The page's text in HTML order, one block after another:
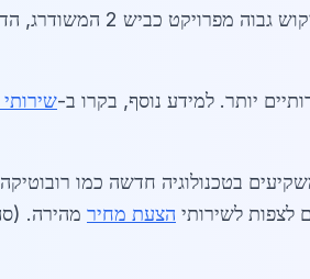
שירותים נפוצים: חיתוך פלזמה ב-4,200 שקלים לטון, וכיפוף הידראולי ב-
יותר. למידע נוסף, בקרו ב-
ספקים משקיעים בטכנולוגיה חדשה כמו
הצעת מחיר מהירה.